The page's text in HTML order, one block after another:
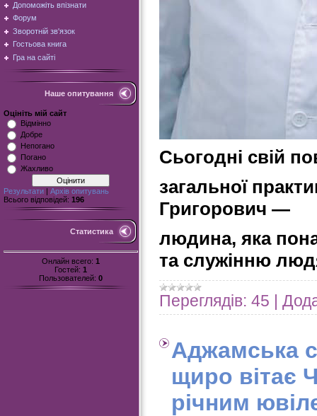
Допоможіть впізнати
Форум
Зворотній зв'язок
Гостьова книга
Гра на сайті
Наше опитування
Оцініть мій сайт
Відмінно
Добре
Непогано
Погано
Жахливо
Результати | Архів опитувань
Всього відповідей: 196
Статистика
Онлайн всего: 1
Гостей: 1
Пользователей: 0
Сьогодні свій
загальної
Григорович —
людина, яка
та служінню
Переглядів: 45
Аджамська
щиро вітає
річним